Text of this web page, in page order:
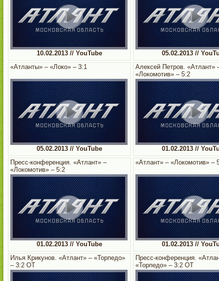
10.02.2013 // YouTube
05.02.2013 //
«Атланты» – «Локо» – 3:1
05.02.2013 // YouTube
Алексей Петров. «Атлант»
«Локомотив» – 5:2
01.02.2013 //
Пресс-конференция. «Атлант» –
«Локомотив» – 5:2
01.02.2013 // YouTube
«Атлант» – «Локомотив» –
01.02.2013 //
Илья Крикунов. «Атлант» – «Торпедо»
– 3:2 ОТ
Пресс-конференция.
«Торпедо» – 3:2 ОТ